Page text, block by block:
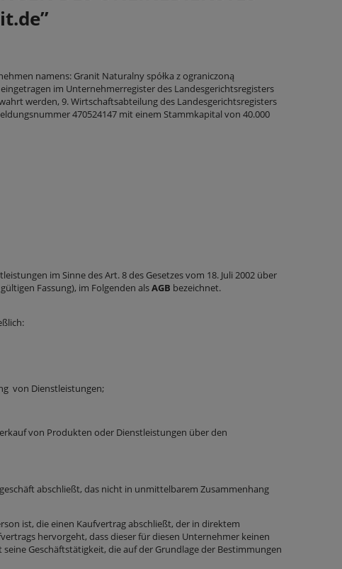
namens: Granit Naturalny spółka z ograniczoną
im Unternehmerregister des Landesgerichtsregisters
werden, 9. Wirtschaftsabteilung des Landesgerichtsregisters
470524147 mit einem Stammkapital von 40.000
im Sinne des Art. 8 des Gesetzes vom 18. Juli 2002 über
Fassung), im Folgenden alsAGB bezeichnet.
von Dienstleistungen;
von Produkten oder Dienstleistungen über den
abschließt, das nicht in unmittelbarem Zusammenhang
ist, die einen Kaufvertrag abschließt, der in direktem
hervorgeht, dass dieser für diesen Unternehmer keinen
Geschäftstätigkeit, die auf der Grundlage der Bestimmungen